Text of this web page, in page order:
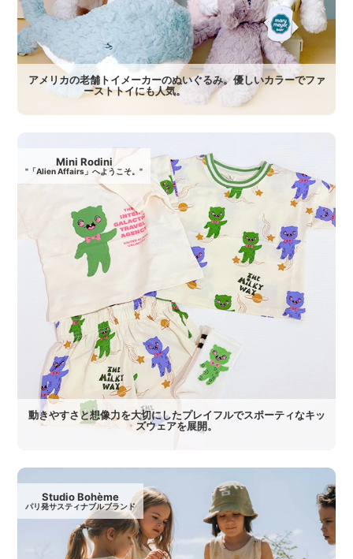
アメリカの老舗トイメーカーのぬいぐるみ。優しいカラーでファ
ーストトイにも人気。
Mini Rodini
"「Alien Affairs」へようこそ。"
動きやすさと想像力を大切にしたプレイフルでスポーティなキッ
ズウェアを展開。
Studio Bohème
パリ発サスティナブルブランド